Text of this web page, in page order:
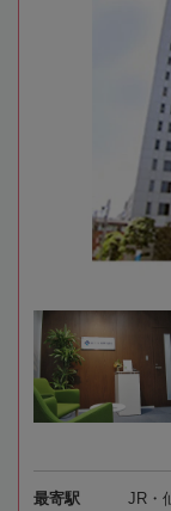
最寄駅 JR・